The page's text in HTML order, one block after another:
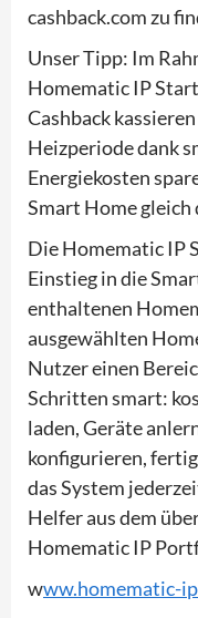
cashback.com zu
Unser Tipp: Im
Homematic IP
Cashback
Heizperiode dank
Energiekosten
Smart Home
Die Homematic IP
Einstieg in die
enthaltenen
ausgewählten
Nutzer einen
Schritten smart:
laden, Geräte
konfigurieren,
das System
Helfer aus dem
Homematic IP
www.homematic-